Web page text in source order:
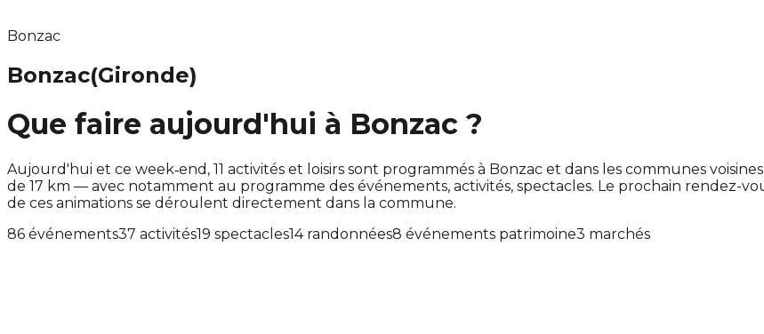
Bonzac
Bonzac(Gironde)
Que faire aujourd'hui à Bonzac ?
Aujourd'hui et ce week‑end, 11 activités et loisirs sont programmés à Bonzac et dans les communes
de 17 km — avec notamment au programme des événements, activités, spectacles. Le prochain rendez-
de ces animations se déroulent directement dans la commune.
86 événements37 activités19 spectacles14 randonnées8 événements patrimoine3 marchés